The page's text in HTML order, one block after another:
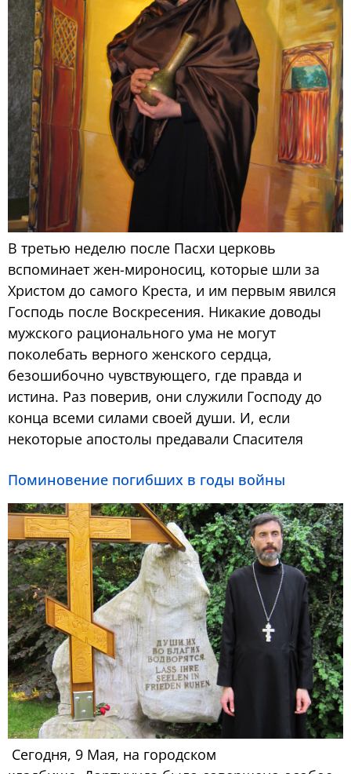
В третью неделю после Пасхи церковь
вспоминает жен-мироносиц, которые шли за
Христом до самого Креста, и им первым явился
Господь после Воскресения. Никакие доводы
мужского рационального ума не могут
поколебать верного женского сердца,
безошибочно чувствующего, где правда и
истина. Раз поверив, они служили Господу до
конца всеми силами своей души. И, если
некоторые апостолы предавали Спасителя
Поминовение погибших в годы войны
Сегодня, 9 Мая, на городском